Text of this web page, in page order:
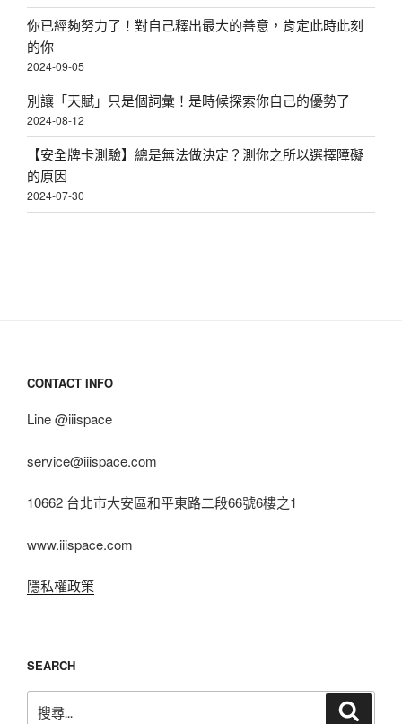
你
逆
單
身
的
三
個
鍵〉
你已經夠努力了！對自己釋出最大的善意，肯定此時此刻
的你
2024-09-05
別讓「天賦」只是個詞彙！是時候探索你自己的優勢了
2024-08-12
【安全牌卡測驗】總是無法做決定？測你之所以選擇障礙
的原因
2024-07-30
CONTACT INFO
Line @iiispace
service@iiispace.com
10662 台北市大安區和平東路二段66號6樓之1
www.iiispace.com
隱私權政策
SEARCH